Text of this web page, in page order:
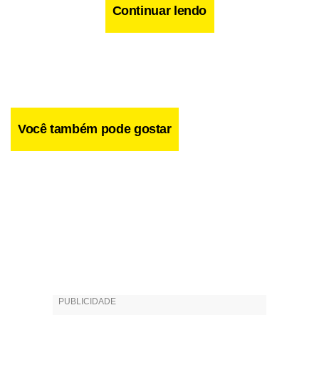
Com duração de meia hora, a cantata tem por objetivo
Continuar lendo
Você também pode gostar